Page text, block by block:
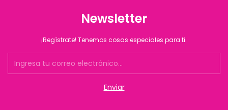
Newsletter
¡Regístrate! Tenemos cosas especiales para ti.